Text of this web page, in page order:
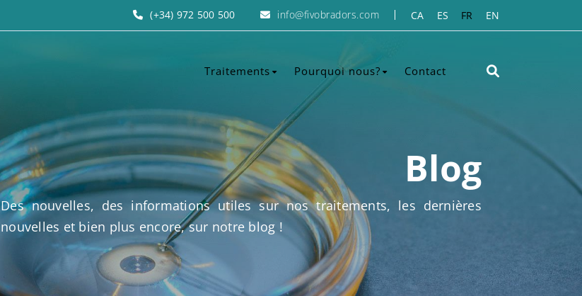
(+34) 972 500 500 info@fivobradors.com CA ES FR EN
Traitements
Insémination artificielle intra-
conjugale (IAC)
Fécondation in vitro (FIV)
La FIV avec don d’ovocytes
Diagnostic préimplantatoire (DPI)
Préservation de la fertilité
Pourquoi nous?
Vennez conaître notre centre
Qu’est-ce qui nous rend
différents ?
Questions fréquentes
Contact
Blog
Des nouvelles, des informations utiles sur nos traitements, les dernières
nouvelles et bien plus encore, sur notre blog !